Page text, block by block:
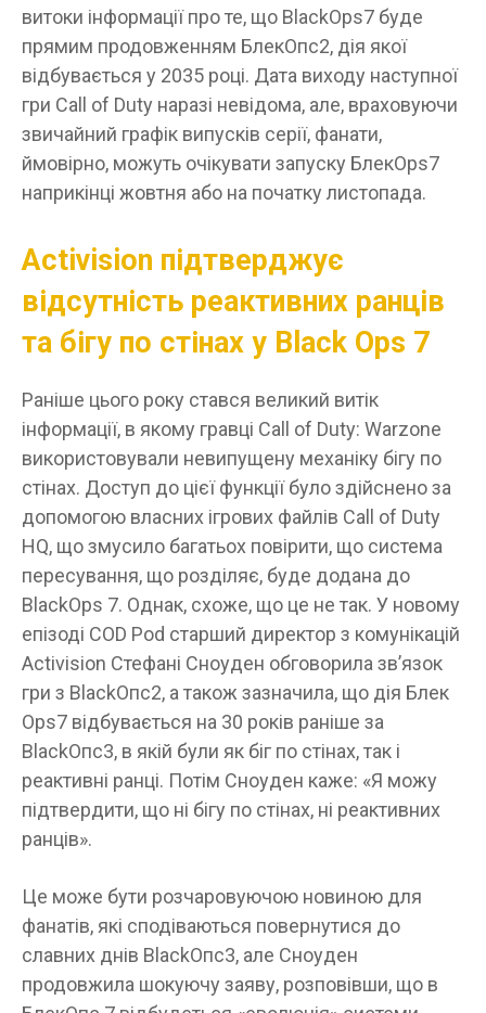
витоки інформації про те, що BlackOps7 буде
прямим продовженням БлекОпс2, дія якої
відбувається у 2035 році. Дата виходу наступної
гри Call of Duty наразі невідома, але, враховуючи
звичайний графік випусків серії, фанати,
ймовірно, можуть очікувати запуску БлекOps7
наприкінці жовтня або на початку листопада.
Activision підтверджує
відсутність реактивних ранців
та бігу по стінах у Black Ops 7
Раніше цього року стався великий витік
інформації, в якому гравці Call of Duty: Warzone
використовували невипущену механіку бігу по
стінах. Доступ до цієї функції було здійснено за
допомогою власних ігрових файлів Call of Duty
HQ, що змусило багатьох повірити, що система
пересування, що розділяє, буде додана до
BlackOps 7. Однак, схоже, що це не так. У новому
епізоді COD Pod старший директор з комунікацій
Activision Стефані Сноуден обговорила зв’язок
гри з BlackОпс2, а також зазначила, що дія Блек
Ops7 відбувається на 30 років раніше за
BlackОпс3, в якій були як біг по стінах, так і
реактивні ранці. Потім Сноуден каже: «Я можу
підтвердити, що ні бігу по стінах, ні реактивних
ранців».
Це може бути розчаровуючою новиною для
фанатів, які сподіваються повернутися до
славних днів BlackОпс3, але Сноуден
продовжила шокуючу заяву, розповівши, що в